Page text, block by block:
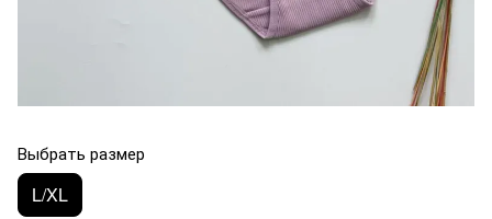
Выбрать размер
L/XL